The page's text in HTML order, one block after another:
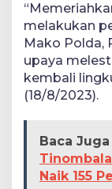
melakukan
Mako Polda,
upaya
kembali
(18/8/2023).
Baca Juga
Naik 155